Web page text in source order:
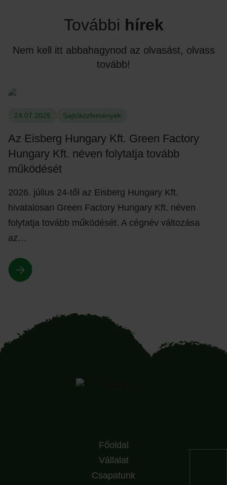
További hírek
Nem kell itt abbahagynod az olvasást, olvass
tovább!
24.07.2026 Sajtóközlemények
Az Eisberg Hungary Kft. Green Factory
Hungary Kft. néven folytatja tovább
működését
2026. július 24-től az Eisberg Hungary Kft.
hivatalosan Green Factory Hungary Kft. néven
folytatja tovább működését. A cégnév változása
az…
Főoldal
Vállalat
Csapatunk